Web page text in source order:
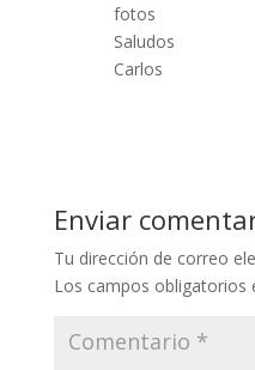
fotos
Saludos
Carlos
Enviar
Tu dirección de correo
Los campos obligatorios